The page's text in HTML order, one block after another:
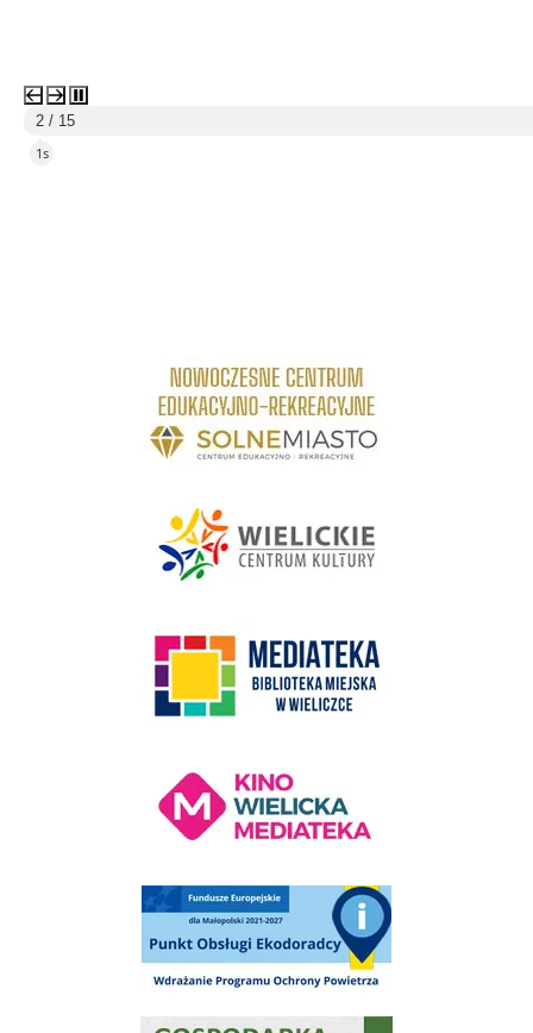
3 / 15
4s
link do strony Centrum Edukacyjno Rekreacyjne
Punkt Obsługi Ekodoradcy Wieliczka
Gospodarka odpadami na terenie Miasta i Gminy Wieliczka